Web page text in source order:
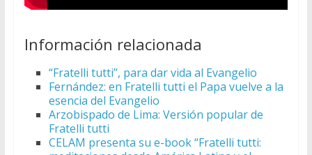
Información relacionada
“Fratelli tutti”, para dar vida al Evangelio
Fernández: en Fratelli tutti el Papa vuelve a la
esencia del Evangelio
Arzobispado de Lima: Versión popular de
Fratelli tutti
CELAM presenta su e-book “Fratelli tutti: